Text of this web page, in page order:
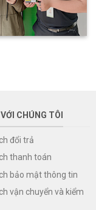
CHÚNG TÔI
đổi trả
thanh toán
bảo mật thông tin
vận chuyển và kiểm